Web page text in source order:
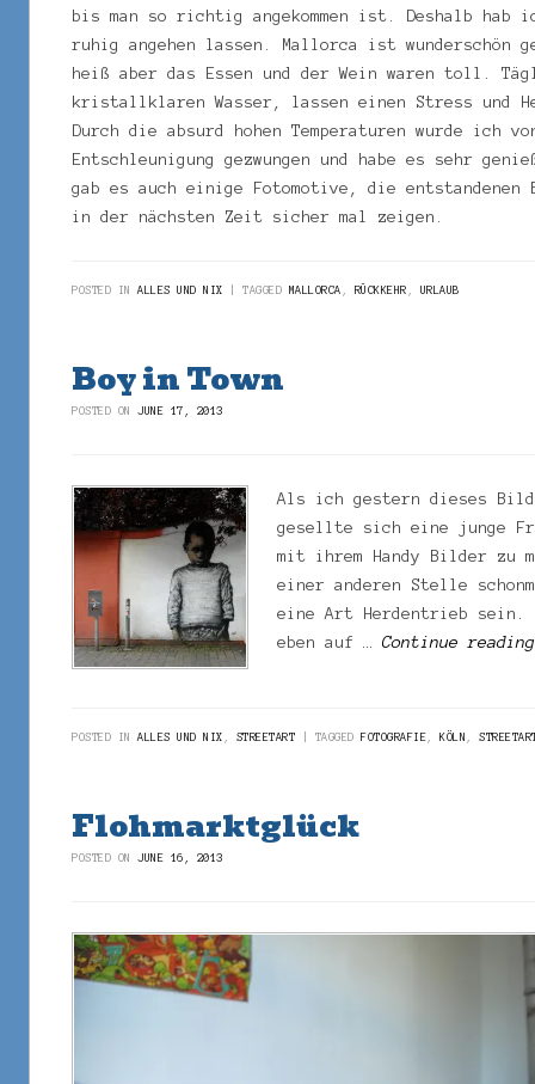
bis man so richtig angekommen ist. Deshalb hab
ruhig angehen lassen. Mallorca ist wunderschön
heiß aber das Essen und der Wein waren toll.
kristallklaren Wasser, lassen einen Stress und
Durch die absurd hohen Temperaturen wurde ich
Entschleunigung gezwungen und habe es sehr
gab es auch einige Fotomotive, die entstandenen
in der nächsten Zeit sicher mal zeigen.
POSTED INALLES UND NIX TAGGED MALLORCA RÜCKKEHR URLAUB
Boy in Town
POSTED ON JUNE 17, 2013
Als ich gestern dieses
gesellte sich eine junge
mit ihrem Handy Bilder zu
einer anderen Stelle
eine Art Herdentrieb sein.
eben auf …Continue
POSTED INALLES UND NIX STREETART TAGGED FOTOGRAFIE KÖLN ,
Flohmarktglück
POSTED ON JUNE 16, 2013